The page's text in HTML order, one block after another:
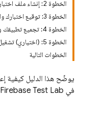
الخطوة 2: إنشاء ملف اختبار عام
الخطوة 3: توقيع اختبارك والتحقّق منه
الخطوة 4: تجميع تطبيقك واختباره لتحميلهما
الخطوة 5: (اختياري) تشغيل اختبارك محليًا
الخطوات التالية
في Firebase Test Lab